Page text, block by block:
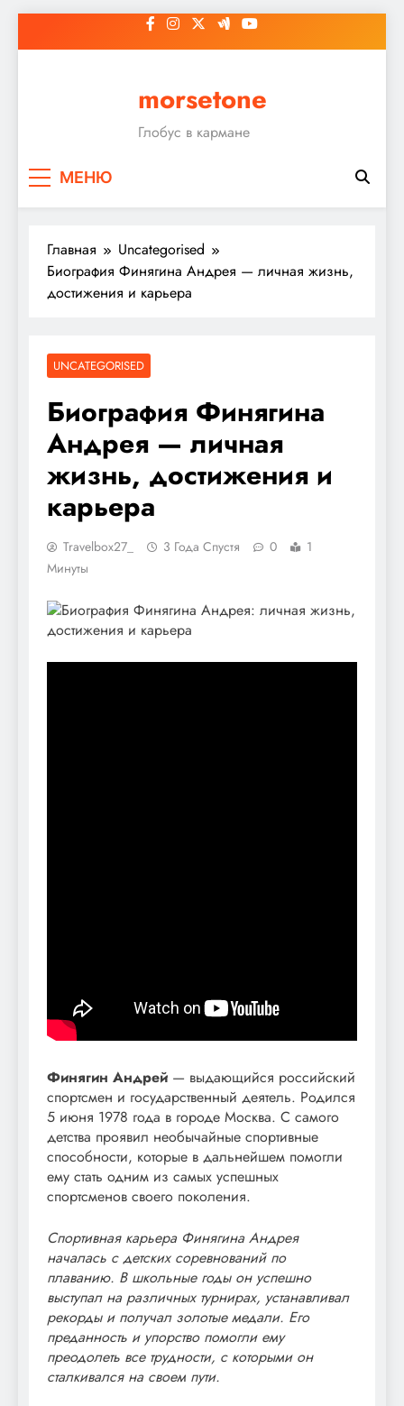
к
morsetone
Глобус в кармане
МЕНЮ
Главная
Uncategorised
Биография Финягина Андрея — личная жизнь,
достижения и карьера
UNCATEGORISED
Биография Финягина
Андрея — личная
жизнь, достижения и
карьера
Travelbox27_ 3 Года Спустя 0
1
Минуты
Финягин Андрей — выдающийся российский
спортсмен и государственный деятель. Родился
5 июня 1978 года в городе Москва. С самого
детства проявил необычайные спортивные
способности, которые в дальнейшем помогли
ему стать одним из самых успешных
спортсменов своего поколения.
Спортивная карьера Финягина Андрея
началась с детских соревнований по
плаванию. В школьные годы он успешно
выступал на различных турнирах, устанавливал
рекорды и получал золотые медали. Его
преданность и упорство помогли ему
преодолеть все трудности, с которыми он
сталкивался на своем пути.